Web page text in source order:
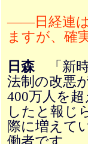
――日経連は
ますが、確
日森「新時
法制の改悪
400万人を
したと報じ
際に増えて